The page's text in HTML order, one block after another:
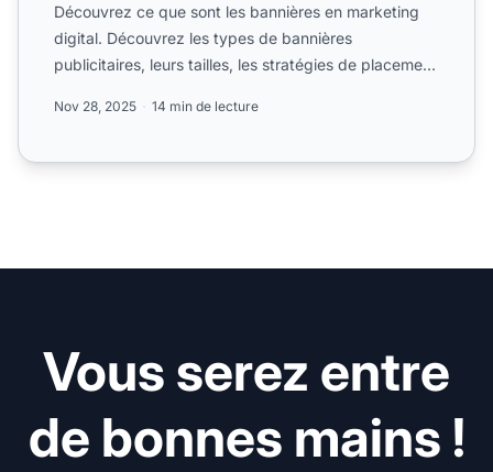
Découvrez ce que sont les bannières en marketing
digital. Découvrez les types de bannières
publicitaires, leurs tailles, les stratégies de placement
Nov 28, 2025 14 min de lecture
Vous serez entre
de bonnes mains !